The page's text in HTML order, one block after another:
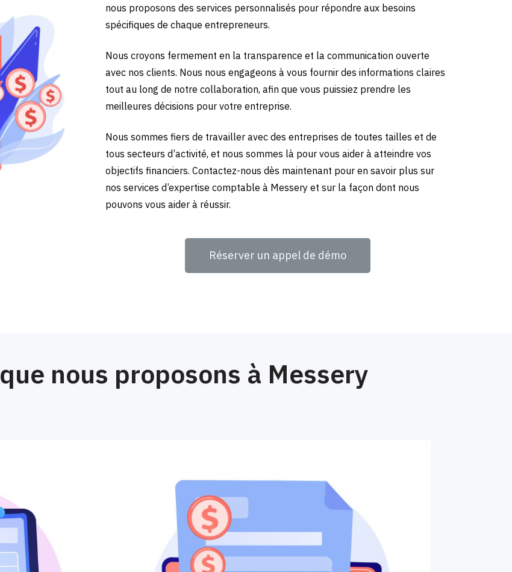
nous proposons des services personnalisés pour répondre aux besoins
spécifiques de chaque entrepreneurs.
Nous croyons fermement en la transparence et la communication ouverte
avec nos clients. Nous nous engageons à vous fournir des informations claires
tout au long de notre collaboration, afin que vous puissiez prendre les
meilleures décisions pour votre entreprise.
Nous sommes fiers de travailler avec des entreprises de toutes tailles et de
tous secteurs d’activité, et nous sommes là pour vous aider à atteindre vos
objectifs financiers. Contactez-nous dès maintenant pour en savoir plus sur
nos services d’expertise comptable à Messery et sur la façon dont nous
pouvons vous aider à réussir.
Réserver un appel de démo
que nous proposons à Messery